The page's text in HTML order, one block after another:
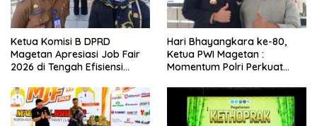
Ketua Komisi B DPRD
Magetan Apresiasi Job Fair
2026 di Tengah Efisiensi
Hari Bhayangkara ke-80,
Ketua PWI Magetan :
Momentum Polri Perkuat